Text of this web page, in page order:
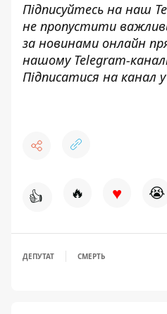
Підписуйтесь на наш
не пропустити
за новинами онлайн
нашому Telegram-
Підписатися на канал
👍 🔥 ♥ 😭
ДЕПУТАТ СМЕРТЬ